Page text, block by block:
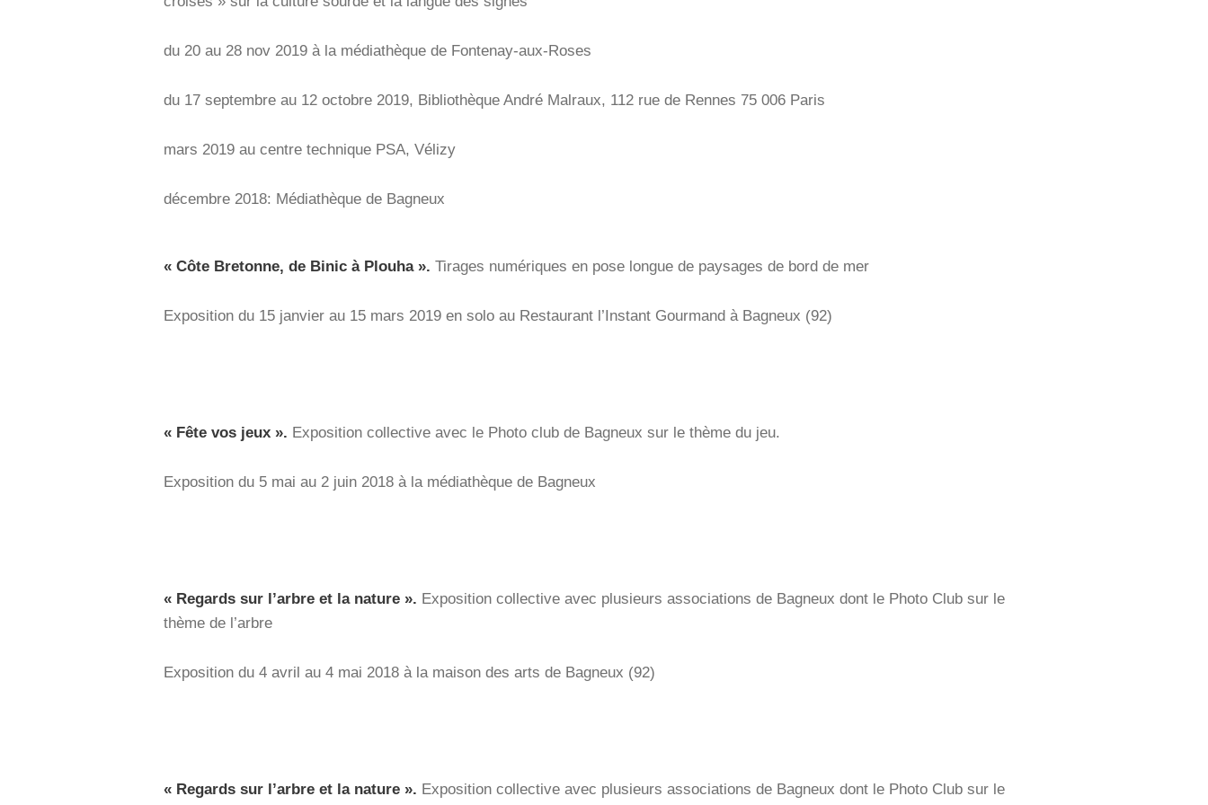
du 20 au 28 nov 2019 à la médiathèque de Fontenay-aux-Roses
du 17 septembre au 12 octobre 2019, Bibliothèque André Malraux, 112 rue de Rennes 75 006 Paris
mars 2019 au centre technique PSA, Vélizy
décembre 2018: Médiathèque de Bagneux
« Côte Bretonne, de Binic à Plouha ». Tirages numériques en pose longue de paysages de bord de mer
Exposition du 15 janvier au 15 mars 2019 en solo au Restaurant l’Instant Gourmand à Bagneux (92)
« Fête vos jeux ». Exposition collective avec le Photo club de Bagneux sur le thème du jeu.
Exposition du 5 mai au 2 juin 2018 à la médiathèque de Bagneux
« Regards sur l’arbre et la nature ». Exposition collective avec plusieurs associations de Bagneux dont le Photo Club sur le
thème de l’arbre
Exposition du 4 avril au 4 mai 2018 à la maison des arts de Bagneux (92)
« Regards sur l’arbre et la nature ». Exposition collective avec plusieurs associations de Bagneux dont le Photo Club sur le